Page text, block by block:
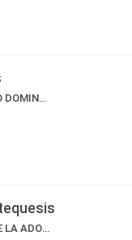
INSTITUTO SUPERIOR SANTO DOMINGO DE GUZMAN
IPA INSTITUTO PASTORAL DE LA ADOLESCENCIA